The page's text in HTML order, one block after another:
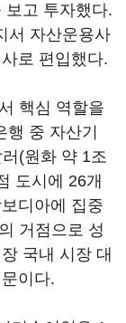
보고 투자했다.
서 자산운용사
로 편입했다.
핵심 역할을
중 자산기
(원화 약 1조
도시에 26개
디아에 집중
거점으로 성
국내 시장 대
이다.